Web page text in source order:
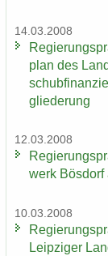
14.03.2008
plan des
glie­de­rung
12.03.2008
werk
10.03.2008
Leip­zi­ger